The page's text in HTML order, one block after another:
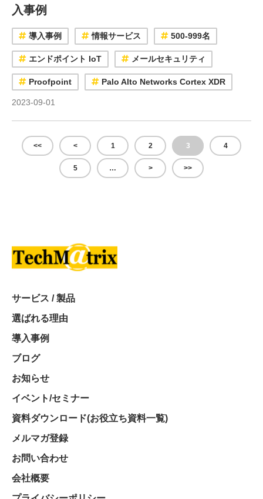
入事例
導入事例 情報サービス 500-999名
エンドポイント IoT メールセキュリティ
Proofpoint Palo Alto Networks Cortex XDR
2023-09-01
<< < 1 2 3 4
5 … > >>
サービス / 製品
選ばれる理由
導入事例
ブログ
お知らせ
イベント/セミナー
資料ダウンロード(お役立ち資料一覧)
メルマガ登録
お問い合わせ
会社概要